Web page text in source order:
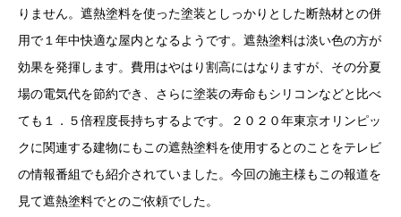
りません。遮熱塗料を使った塗装としっかりとした断熱材との併
用で１年中快適な屋内となるようです。遮熱塗料は淡い色の方が
効果を発揮します。費用はやはり割高にはなりますが、その分夏
場の電気代を節約でき、さらに塗装の寿命もシリコンなどと比べ
ても１．５倍程度長持ちするよです。２０２０年東京オリンピッ
クに関連する建物にもこの遮熱塗料を使用するとのことをテレビ
の情報番組でも紹介されていました。今回の施主様もこの報道を
見て遮熱塗料でとのご依頼でした。